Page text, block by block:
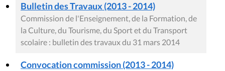
Bulletin des Travaux (2013 - 2014)
Commission de l'Enseignement, de la Formation, de
la Culture, du Tourisme, du Sport et du Transport
scolaire : bulletin des travaux du 31 mars 2014
Convocation commission (2013 - 2014)